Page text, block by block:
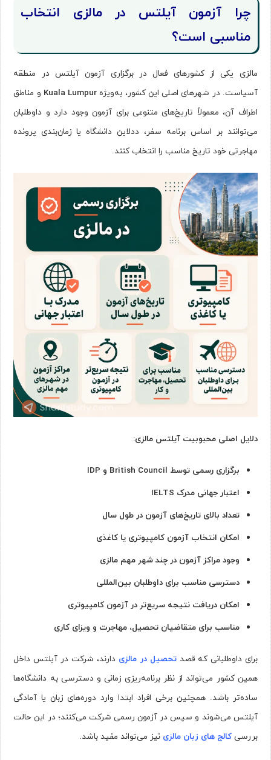
چرا آزمون آیلتس در مالزی انتخاب
مناسبی است؟
مالزی یکی از کشورهای فعال در برگزاری آزمون آیلتس در منطقه
آسیاست. در شهرهای اصلی این کشور، به‌ویژه Kuala Lumpur و مناطق
اطراف آن، معمولاً تاریخ‌های متنوعی برای آزمون وجود دارد و داوطلبان
می‌توانند بر اساس برنامه سفر، ددلاین دانشگاه یا زمان‌بندی پرونده
مهاجرتی خود تاریخ مناسب را انتخاب کنند.
دلایل اصلی محبوبیت آیلتس مالزی:
برگزاری رسمی توسط British Council و IDP
اعتبار جهانی مدرک IELTS
تعداد بالای تاریخ‌های آزمون در طول سال
امکان انتخاب آزمون کامپیوتری یا کاغذی
وجود مراکز آزمون در چند شهر مهم مالزی
دسترسی مناسب برای داوطلبان بین‌المللی
امکان دریافت نتیجه سریع‌تر در آزمون کامپیوتری
مناسب برای متقاضیان تحصیل، مهاجرت و ویزای کاری
برای داوطلبانی که قصدتحصیل در مالزی دارند، شرکت در آیلتس داخل
همین کشور می‌تواند از نظر برنامه‌ریزی زمانی و دسترسی به دانشگاه‌ها
ساده‌تر باشد. همچنین برخی افراد ابتدا وارد دوره‌های زبان یا آمادگی
آیلتس می‌شوند و سپس در آزمون رسمی شرکت می‌کنند؛ در این حالت
بررسیکالج های زبان مالزی نیز می‌تواند مفید باشد.